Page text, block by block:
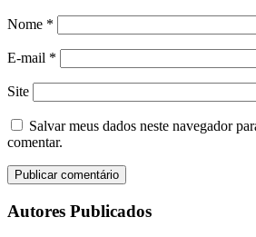
Nome *
E-mail *
Site
Salvar meus dados neste navegador
comentar.
Autores Publicados